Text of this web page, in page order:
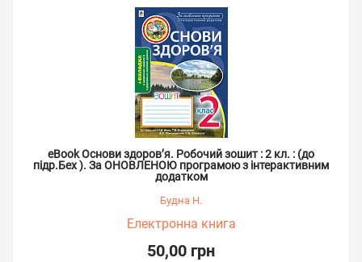
eBook Основи здоров’я. Робочий зошит : 2 кл. : (до
підр.Бех ). За ОНОВЛЕНОЮ програмою з інтерактивним
додатком
Будна Н.
Електронна книга
50,00 грн